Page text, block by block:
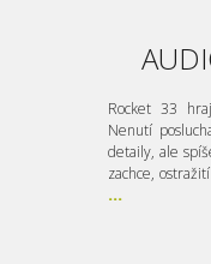
Rocket 33
Nenutí
detaily, ale
zachce,
...